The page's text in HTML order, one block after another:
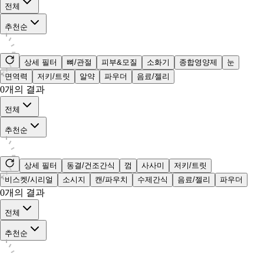
전체
추천순
상세 필터 뼈/관절 피부&모질 소화기 종합영양제
눈
면역력
저키/트릿 알약 파우더 음료/젤리
0개의 결과
전체
추천순
상세 필터 동결/건조간식 껌 사사미
저키/트릿
비스켓/시리얼
소시지 캔/파우치 수제간식 음료/젤리 파우더
0개의 결과
전체
추천순